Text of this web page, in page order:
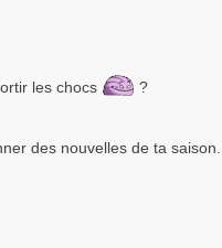
les chocs ?
des nouvelles de ta saison.